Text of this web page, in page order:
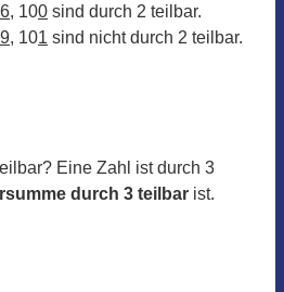
6, 100 sind durch 2 teilbar.
9, 101 sind nicht durch 2 teilbar.
Eine Zahl ist durch 3
durch 3 teilbar ist.